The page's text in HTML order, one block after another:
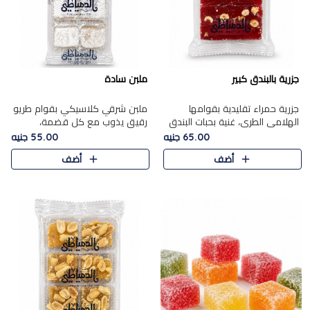
جزرية بالبندق كبير
جزرية حمراء تقليدية بقوامها
الهلامي الطري، غنية بحبات البندق
الفاخرة التي تضيف قرمشة راقية
إلى قوامها الناعم، لتقدم مزيجًا
متوازنًا من النكه..
65.00 جنيه
أضف
ملبن سادة
ملبن شرقي كلاسيكي بقوام طريو
رقيق يذوب مع كل قضمة،
مغطى بطبقة ناعمة من السكر
البودرة ليقدم المذاق الأصيل الذي
ارتبط بحلويات المولد التقليدي..
55.00 جنيه
أضف